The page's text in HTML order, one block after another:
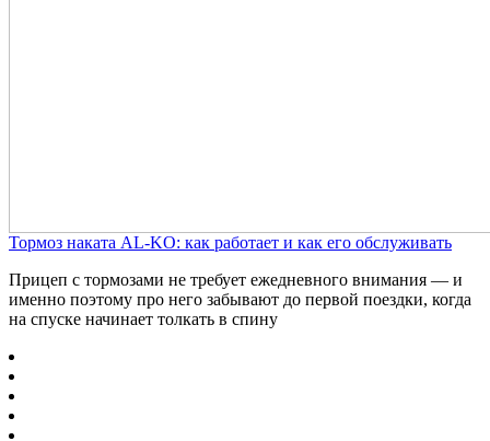
Тормоз наката AL-KO: как работает и как его обслуживать
Прицеп с тормозами не требует ежедневного внимания — и
именно поэтому про него забывают до первой поездки, когда
на спуске начинает толкать в спину